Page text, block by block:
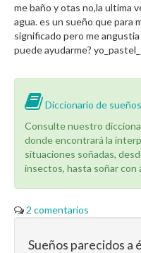
me baño y otas no,la ultima
agua. es un sueño que para
significado pero me
puede ayudarme?
Diccionario de sueños
Consulte nuestro
donde encontrará la
situaciones soñadas,
insectos, hasta soñar con
2 comentarios
Sueños parecidos a